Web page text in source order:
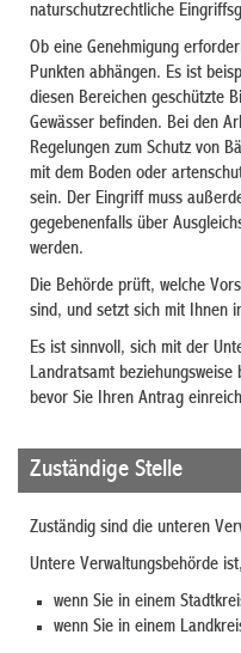
naturschutzrechtliche
Ob eine Genehmigung
Punkten abhängen. Es ist
diesen Bereichen geschützte
Gewässer befinden. Bei den
Regelungen zum Schutz von
mit dem Boden oder
sein. Der Eingriff muss
gegebenenfalls über
werden.
Die Behörde prüft, welche
sind, und setzt sich mit Ihnen
Es ist sinnvoll, sich mit der
Landratsamt
bevor Sie Ihren Antrag
Zuständige Stelle
Zuständig sind die unteren
Untere Verwaltungsbehörde ist,
wenn Sie in einem
wenn Sie in einem